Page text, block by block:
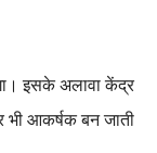
इसके अलावा केंद्र
भी आकर्षक बन जाती